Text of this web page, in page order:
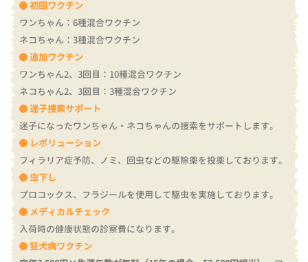
初回ワクチン
ワンちゃん：6種混合ワクチン
ネコちゃん：3種混合ワクチン
追加ワクチン
ワンちゃん2、3回目：10種混合ワクチン
ネコちゃん2、3回目：3種混合ワクチン
迷子捜索サポート
迷子になったワンちゃん・ネコちゃんの捜索をサポートします。
レボリューション
フィラリア症予防、ノミ、回虫などの駆除薬を投薬しております。
虫下し
プロコックス、フラジールを使用して駆虫を実施しております。
メディカルチェック
入荷時の健康状態の診察費になります。
狂犬病ワクチン